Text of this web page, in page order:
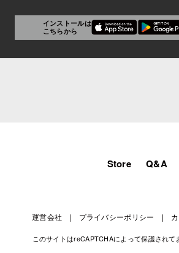
インストールは
こちらから
Store Q&A
運営会社 プライバシーポリシー
このサイトはreCAPTCHAによって保護されて